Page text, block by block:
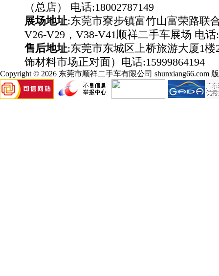
（总店） 电话:18002787149
展场地址:东莞市寮步镇富竹山富荣路联
V26-V29，V38-V41顺祥二手车展场 电话
售后地址:东莞市东城区上桥旅游大厦1楼
饰材料市场正对面）电话:15999864194
Copyright © 2026 东莞市顺祥二手车有限公司 shunxiang66.com